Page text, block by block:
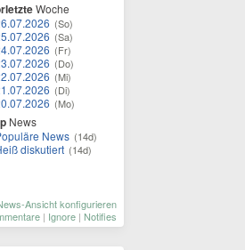
Woche
(So)
(Sa)
(Fr)
(Do)
(Mi)
(Di)
(Mo)
News
News (14d)
diskutiert (14d)
Ansicht konfigurieren
| Ignore | Notifies